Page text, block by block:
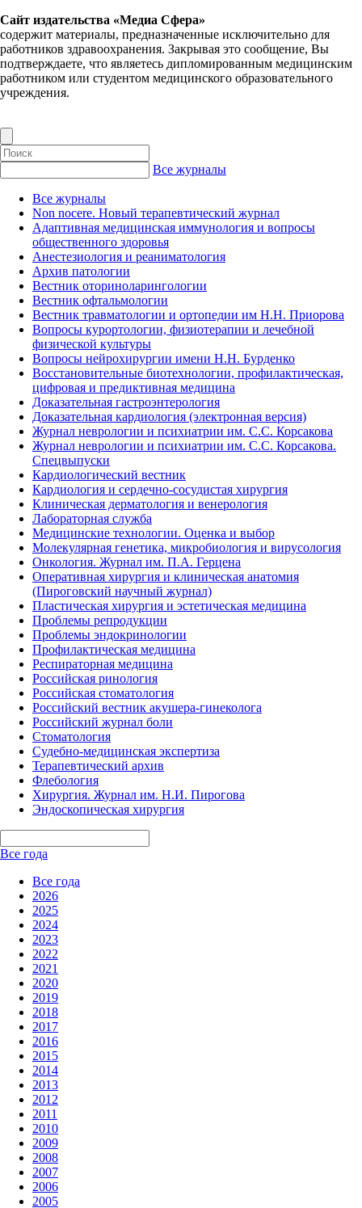
Сайт издательства «Медиа Сфера»
содержит материалы, предназначенные исключительно для
работников здравоохранения. Закрывая это сообщение, Вы
подтверждаете, что являетесь дипломированным медицинским
работником или студентом медицинского образовательного
учреждения.
Все журналы
Все журналы
Non nocere. Новый терапевтический журнал
Адаптивная медицинская иммунология и вопросы
общественного здоровья
Анестезиология и реаниматология
Архив патологии
Вестник оториноларингологии
Вестник офтальмологии
Вестник травматологии и ортопедии им Н.Н. Приорова
Вопросы курортологии, физиотерапии и лечебной
физической культуры
Вопросы нейрохирургии имени Н.Н. Бурденко
Восстановительные биотехнологии, профилактическая,
цифровая и предиктивная медицина
Доказательная гастроэнтерология
Доказательная кардиология (электронная версия)
Журнал неврологии и психиатрии им. С.С. Корсакова
Журнал неврологии и психиатрии им. С.С. Корсакова.
Спецвыпуски
Кардиологический вестник
Кардиология и сердечно-сосудистая хирургия
Клиническая дерматология и венерология
Лабораторная служба
Медицинские технологии. Оценка и выбор
Молекулярная генетика, микробиология и вирусология
Онкология. Журнал им. П.А. Герцена
Оперативная хирургия и клиническая анатомия
(Пироговский научный журнал)
Пластическая хирургия и эстетическая медицина
Проблемы репродукции
Проблемы эндокринологии
Профилактическая медицина
Респираторная медицина
Российская ринология
Российская стоматология
Российский вестник акушера-гинеколога
Российский журнал боли
Стоматология
Судебно-медицинская экспертиза
Терапевтический архив
Флебология
Хирургия. Журнал им. Н.И. Пирогова
Эндоскопическая хирургия
Все года
Все года
2026
2025
2024
2023
2022
2021
2020
2019
2018
2017
2016
2015
2014
2013
2012
2011
2010
2009
2008
2007
2006
2005